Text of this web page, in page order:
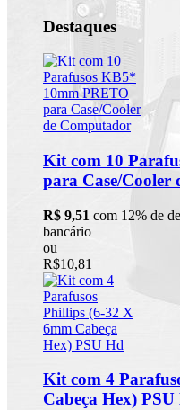
Destaques
Kit com 10
para Case/Cooler
R$ 9,51 com 12% de
bancário
ou
R$10,81
Kit com 4
Cabeça Hex)